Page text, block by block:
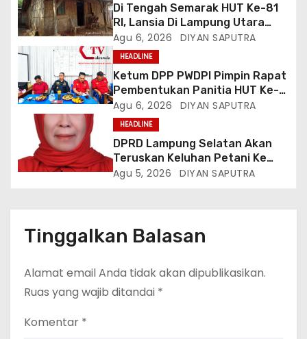
Di Tengah Semarak HUT Ke-81
RI, Lansia Di Lampung Utara
Hidup Memprihatinkan
Agu 6, 2026 DIYAN SAPUTRA
HEADLINE
Ketum DPP PWDPI Pimpin Rapat
Pembentukan Panitia HUT Ke-4,
Berikut Susunan Dan Rangkaian
Kegiatannya
Agu 6, 2026 DIYAN SAPUTRA
HEADLINE
DPRD Lampung Selatan Akan
Teruskan Keluhan Petani Ke
Dinas Terkait, Minta Audit
Agu 5, 2026 DIYAN SAPUTRA
Tinggalkan Balasan
Alamat email Anda tidak akan dipublikasikan.
Ruas yang wajib ditandai *
Komentar *